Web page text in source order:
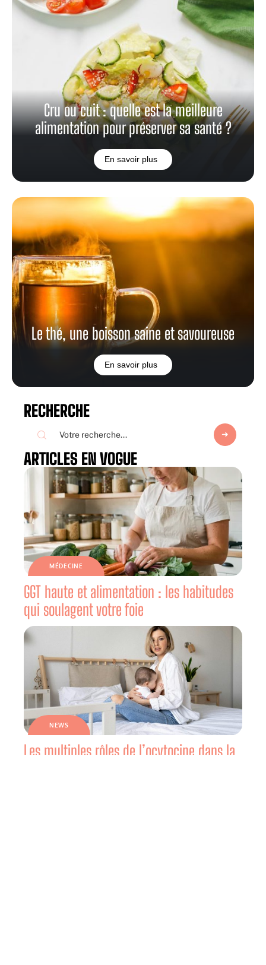
Cru ou cuit : quelle est la meilleure
alimentation pour préserver sa santé ?
En savoir plus
Le thé, une boisson saine et savoureuse
En savoir plus
RECHERCHE
ARTICLES EN VOGUE
MÉDECINE
GGT haute et alimentation : les habitudes
qui soulagent votre foie
NEWS
Les multiples rôles de l’ocytocine dans la